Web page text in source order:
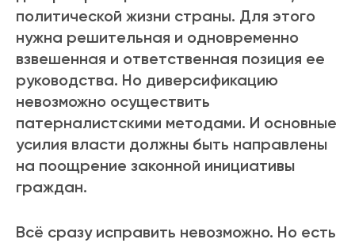
политической жизни страны. Для этого
нужна решительная и одновременно
взвешенная и ответственная позиция ее
руководства. Но диверсификацию
невозможно осуществить
патерналистскими методами. И основные
усилия власти должны быть направлены
на поощрение законной инициативы
граждан.
Всё сразу исправить невозможно. Но есть